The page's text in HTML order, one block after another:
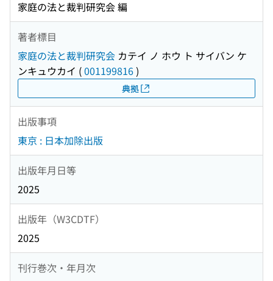
家庭の法と裁判研究会 編
著者標目
家庭の法と裁判研究会 カテイ ノ ホウ ト サイバン ケ
ンキュウカイ (001199816)
典拠
出版事項
東京 : 日本加除出版
出版年月日等
2025
出版年（W3CDTF）
2025
刊行巻次・年月次